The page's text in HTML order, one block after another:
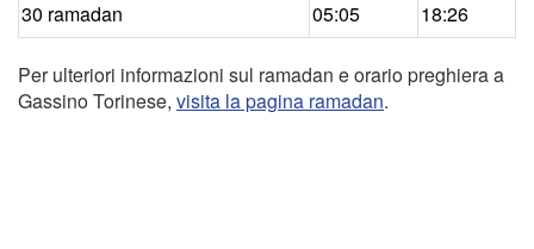
30 ramadan
05:05 18:26
Per ulteriori informazioni sul ramadan e orario preghiera a
Gassino Torinese, visita la pagina ramadan.